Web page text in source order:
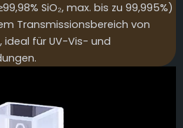
SiO₂, max. bis zu 99,995%)
Transmissionsbereich von
ideal für UV-Vis- und